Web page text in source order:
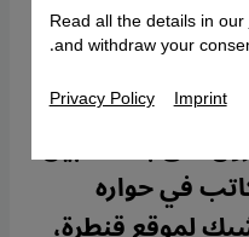
يرمز الكاتب
عراقي وأم
الإسلامويين
على بلاد ما بين
في حواره
Read all the details in our
and withdraw your
Privacy Policy Imprint